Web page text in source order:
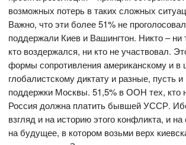
возможных потерь в таких сложных
Важно, что эти более 51% не
поддержали Киев и Вашингтон. Никто – ни
кто воздержался, ни кто не участвовал.
формы сопротивления американскому и в
глобалистскому диктату и разные, пусть
поддержки Москвы. 51,5% в ООН тех, кто
Россия должна платить бывшей УССР.
взгляд и на историю этого конфликта, и на
на будущее, в котором возьми верх